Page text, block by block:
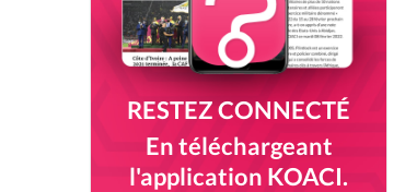
RESTEZ CONNECTÉ
En téléchargeant
l'application KOACI.